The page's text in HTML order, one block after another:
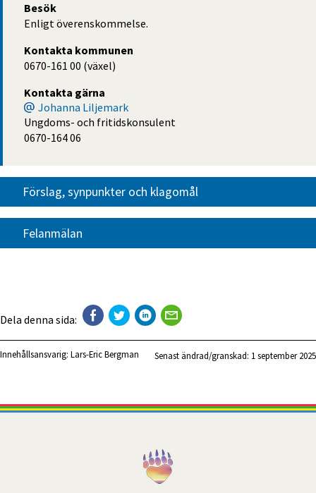
Besök
Enligt överenskommelse.
Kontakta kommunen
0670-161 00 (växel)
Kontakta gärna
Johanna Liljemark
Ungdoms- och fritidskonsulent
0670-164 06
Förslag, synpunkter och klagomål
Felanmälan
Dela denna sida:
Innehållsansvarig: Lars-Eric Bergman Senast ändrad/granskad: 1 september 2025